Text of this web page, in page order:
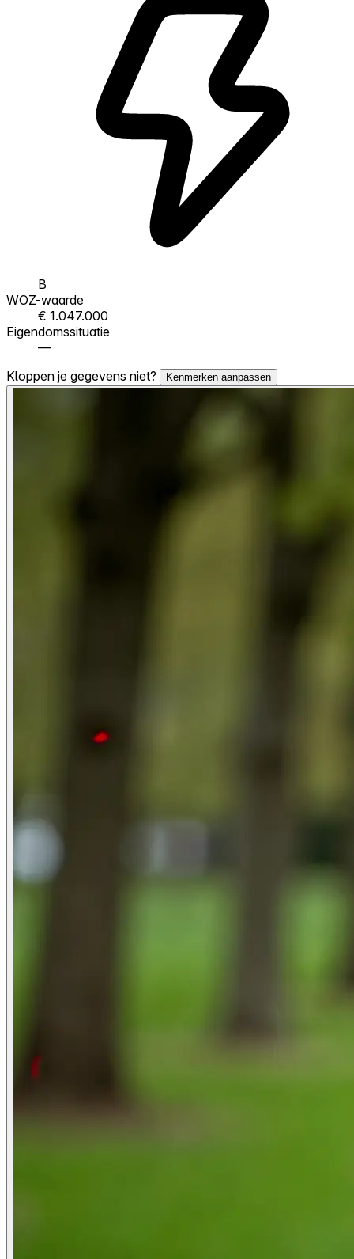
B
WOZ-waarde
€ 1.047.000
Eigendomssituatie
—
Kloppen je gegevens niet?
Kenmerken aanpassen